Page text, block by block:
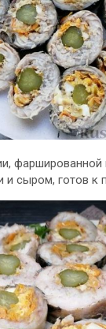
и сыром, готов к